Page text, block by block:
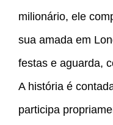
milionário, ele
sua amada em
festas e aguarda,
A história é
participa